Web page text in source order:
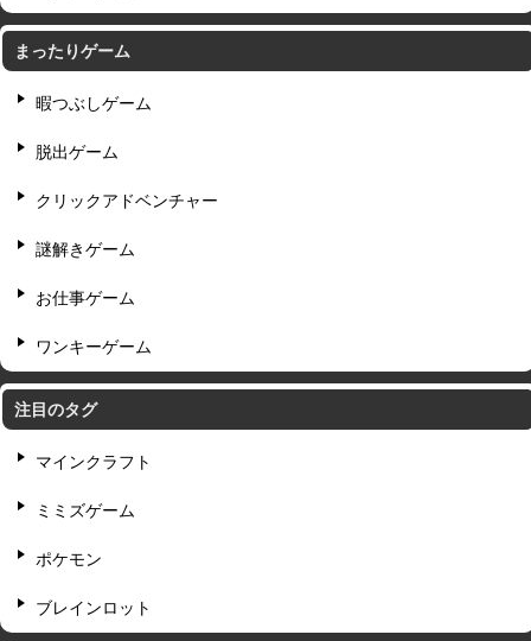
まったりゲーム
暇つぶしゲーム
脱出ゲーム
クリックアドベンチャー
謎解きゲーム
お仕事ゲーム
ワンキーゲーム
注目のタグ
マインクラフト
ミミズゲーム
ポケモン
ブレインロット